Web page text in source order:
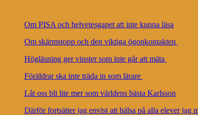
Om PISA och helvetesgapet att inte kunna läsa
Om skärmstopp och den viktiga ögonkontakten
Högläsning ger vinster som inte går att mäta
Föräldrar ska inte träda in som lärare
Låt oss bli lite mer som världens bästa Karlsson
Därför fortsätter jag envist att hälsa på alla elever jag